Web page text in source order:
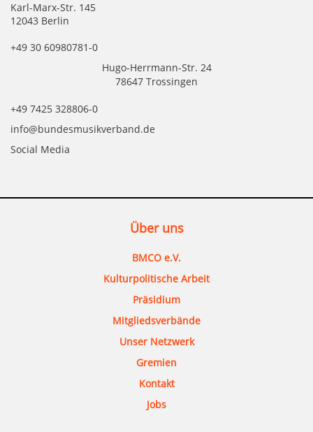
Karl-Marx-Str. 145
12043 Berlin
+49 30 60980781-0
Hugo-Herrmann-Str. 24
78647 Trossingen
+49 7425 328806-0
info@bundesmusikverband.de
Social Media
Über uns
BMCO e.V.
Kulturpolitische Arbeit
Präsidium
Mitgliedsverbände
Unser Netzwerk
Gremien
Kontakt
Jobs